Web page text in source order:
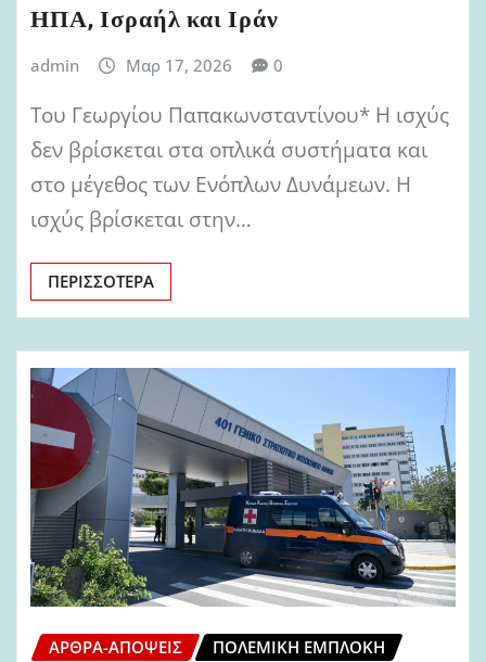
ΗΠΑ, Ισραήλ και Ιράν
admin Μαρ 17, 2026 0
Του Γεωργίου Παπακωνσταντίνου* Η ισχύς
δεν βρίσκεται στα οπλικά συστήματα και
στο μέγεθος των Ενόπλων Δυνάμεων. Η
ισχύς βρίσκεται στην…
ΠΕΡΙΣΣΌΤΕΡΑ
ΆΡΘΡΑ-ΑΠΌΨΕΙΣ ΠΟΛΕΜΙΚΉ ΕΜΠΛΟΚΉ